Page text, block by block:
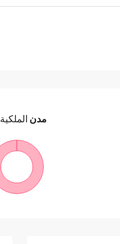
مدن الملكية